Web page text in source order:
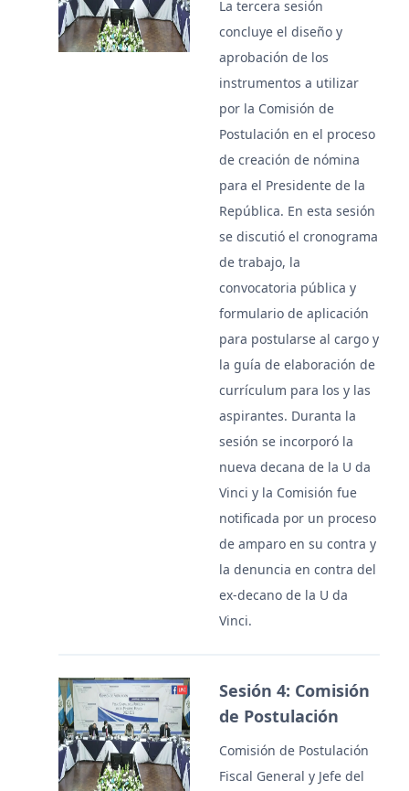
La tercera sesión
concluye el diseño y
aprobación de los
instrumentos a utilizar
por la Comisión de
Postulación en el proceso
de creación de nómina
para el Presidente de la
República. En esta sesión
se discutió el cronograma
de trabajo, la
convocatoria pública y
formulario de aplicación
para postularse al cargo y
la guía de elaboración de
currículum para los y las
aspirantes. Duranta la
sesión se incorporó la
nueva decana de la U da
Vinci y la Comisión fue
notificada por un proceso
de amparo en su contra y
la denuncia en contra del
ex-decano de la U da
Vinci.
Sesión 4: Comisión
de Postulación
Comisión de Postulación
Fiscal General y Jefe del